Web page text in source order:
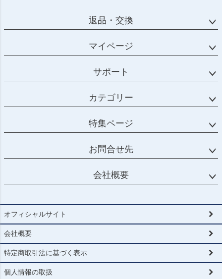
返品・交換
マイページ
サポート
カテゴリー
特集ページ
お問合せ先
会社概要
オフィシャルサイト
会社概要
特定商取引法に基づく表示
個人情報の取扱